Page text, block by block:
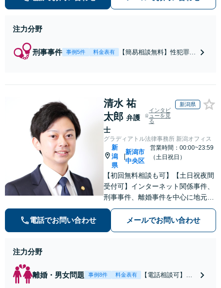
注力分野
刑事事件 事例5件 料金表有
【簡易相談無料】性犯罪
犯罪（名誉毀損・わいせつ
物・不正アクセス・リベン
ジポルノ罪等）に非常に詳
清水 祐
太郎 弁護
士
インタビ
ューを見
る
新潟県
グラディアトル法律事務所 新潟オフィス
新
潟
県
新潟市
中央区
営業時間：00:00~23:59
（土日祝日）
【初回無料相談も可】【土日祝夜間
受付可】インターネット関係事件、
刑事事件、離婚事件を中心に地元新
潟で弁護士業一筋。若さと誠意と情
熱を胸に、依頼者様と真正面から向
き合います。
電話でお問い合わせ メールでお問い合わせ
注力分野
離婚・男女問題 事例8件 料金表有
【電話相談可】不